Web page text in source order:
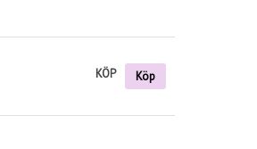
Köp
KÖP